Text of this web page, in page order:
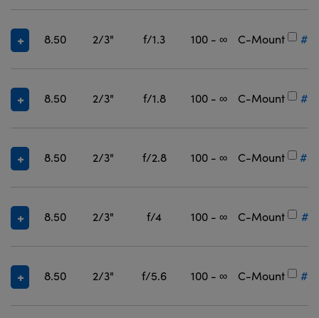
8.50 2/3" f/1.3 100 - ∞ C-Mount
8.50 2/3" f/1.8 100 - ∞ C-Mount
8.50 2/3" f/2.8 100 - ∞ C-Mount
8.50 2/3" f/4 100 - ∞ C-Mount
8.50 2/3" f/5.6 100 - ∞ C-Mount